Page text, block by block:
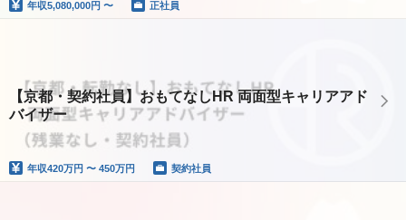
年収5,080,000円 〜 正社員
【京都・契約社員】おもてなしHR 両面型キャリアアド
バイザー
年収420万円 〜 450万円 契約社員